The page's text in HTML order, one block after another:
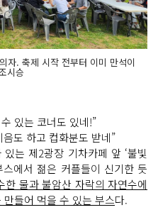
자. 축제 시작 전부터 이미 만석이
시승
있는 코너도 있네!”
도 하고 컵화분도 받네”
는 제2광장 기차카페 앞 ‘불빛
스에서 젊은 커플들이 신기한 듯
한 물과 불암산 자락의 자연수에
들어 먹을 수 있는 부스다.